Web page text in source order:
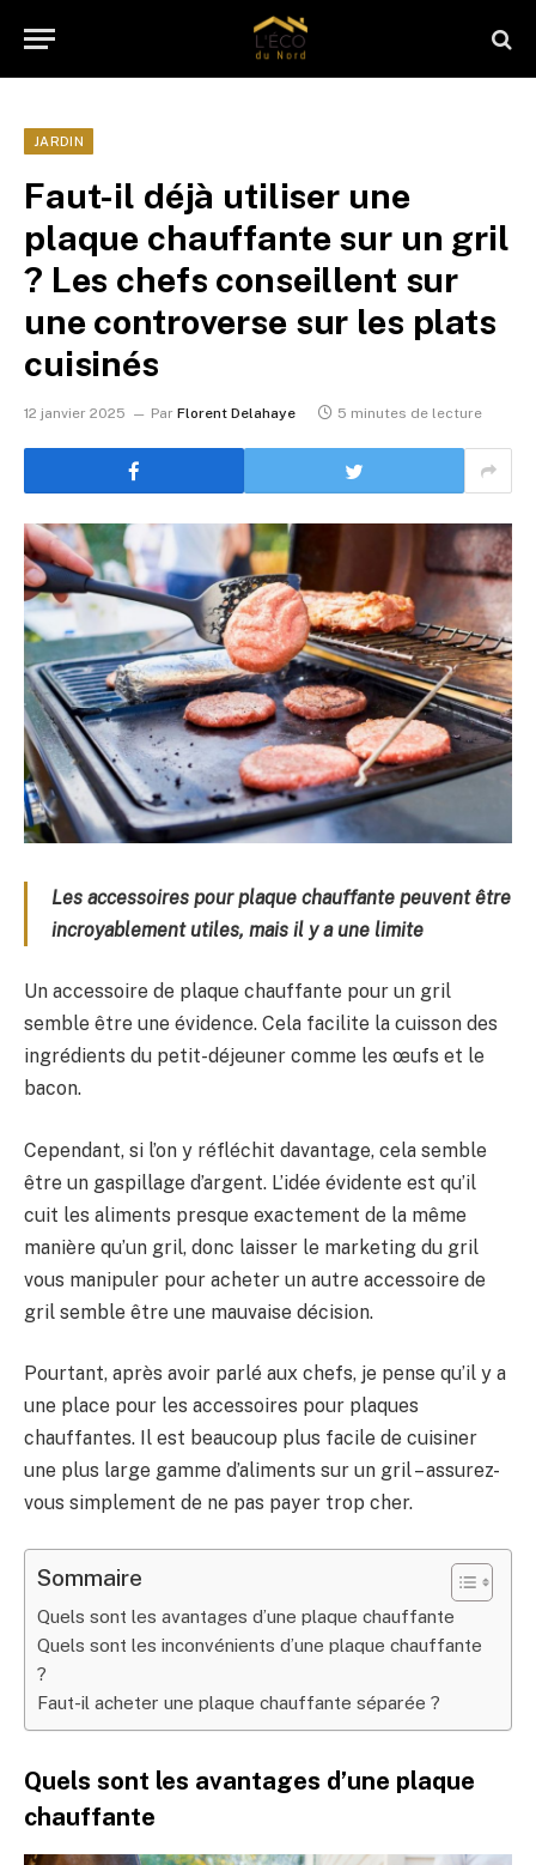
JARDIN
Faut-il déjà utiliser une
plaque chauffante sur un gril
? Les chefs conseillent sur
une controverse sur les plats
cuisinés
12 janvier 2025 Par Florent Delahaye 5 minutes de lecture
Les accessoires pour plaque chauffante peuvent être
incroyablement utiles, mais il y a une limite
Un accessoire de plaque chauffante pour un gril
semble être une évidence. Cela facilite la cuisson des
ingrédients du petit-déjeuner comme les œufs et le
bacon.
Cependant, si l’on y réfléchit davantage, cela semble
être un gaspillage d’argent. L’idée évidente est qu’il
cuit les aliments presque exactement de la même
manière qu’un gril, donc laisser le marketing du gril
vous manipuler pour acheter un autre accessoire de
gril semble être une mauvaise décision.
Pourtant, après avoir parlé aux chefs, je pense qu’il y a
une place pour les accessoires pour plaques
chauffantes. Il est beaucoup plus facile de cuisiner
une plus large gamme d’aliments sur un gril – assurez-
vous simplement de ne pas payer trop cher.
Sommaire
Quels sont les avantages d’une plaque chauffante
Quels sont les inconvénients d’une plaque chauffante
?
Faut-il acheter une plaque chauffante séparée ?
Quels sont les avantages d’une plaque
chauffante